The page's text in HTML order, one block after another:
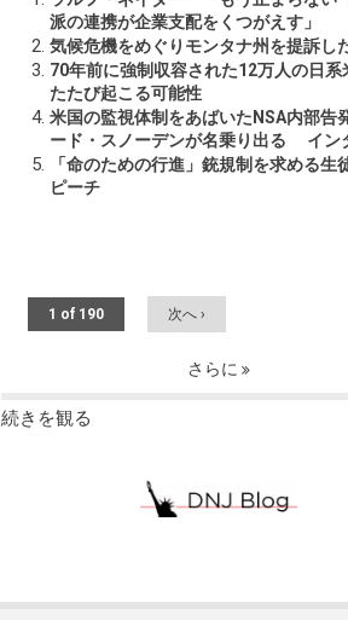
派の連携が企業支配をくつがえす」
気候危機をめぐりモンタナ州を提訴し
70年前に強制収容された12万人の日系
たたび起こる可能性
米国の監視体制をあばいたNSA内部告
ード・スノーデンが名乗り出る イン
「命のための行進」銃規制を求める生
ピーチ
1 of 190 次へ ›
さらに
続きを観る